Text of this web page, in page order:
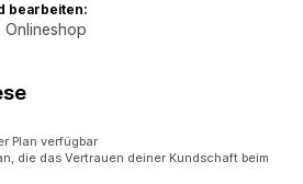
bearbeiten:
Onlineshop
Plan verfügbar
die das Vertrauen deiner Kundschaft beim